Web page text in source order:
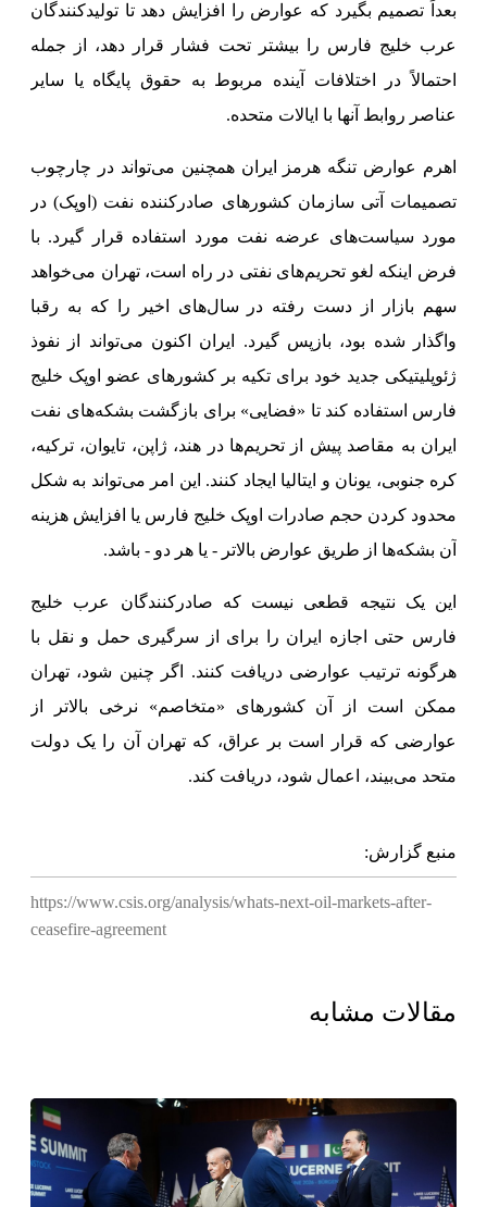
بعداً تصمیم بگیرد که عوارض را افزایش دهد تا تولیدکنندگان
عرب خلیج فارس را بیشتر تحت فشار قرار دهد، از جمله
احتمالاً در اختلافات آینده مربوط به حقوق پایگاه یا سایر
عناصر روابط آنها با ایالات متحده.
اهرم عوارض تنگه هرمز ایران همچنین می‌تواند در چارچوب
تصمیمات آتی سازمان کشورهای صادرکننده نفت (اوپک) در
مورد سیاست‌های عرضه نفت مورد استفاده قرار گیرد. با
فرض اینکه لغو تحریم‌های نفتی در راه است، تهران می‌خواهد
سهم بازار از دست رفته در سال‌های اخیر را که به رقبا
واگذار شده بود، بازپس گیرد. ایران اکنون می‌تواند از نفوذ
ژئوپلیتیکی جدید خود برای تکیه بر کشورهای عضو اوپک خلیج
فارس استفاده کند تا «فضایی» برای بازگشت بشکه‌های نفت
ایران به مقاصد پیش از تحریم‌ها در هند، ژاپن، تایوان، ترکیه،
کره جنوبی، یونان و ایتالیا ایجاد کنند. این امر می‌تواند به شکل
محدود کردن حجم صادرات اوپک خلیج فارس یا افزایش هزینه
آن بشکه‌ها از طریق عوارض بالاتر - یا هر دو - باشد.
این یک نتیجه قطعی نیست که صادرکنندگان عرب خلیج
فارس حتی اجازه ایران را برای از سرگیری حمل و نقل با
هرگونه ترتیب عوارضی دریافت کنند. اگر چنین شود، تهران
ممکن است از آن کشورهای «متخاصم» نرخی بالاتر از
عوارضی که قرار است بر عراق، که تهران آن را یک دولت
متحد می‌بیند، اعمال شود، دریافت کند.
منبع گزارش:
https://www.csis.org/analysis/whats-next-oil-markets-after-
ceasefire-agreement
مقالات مشابه